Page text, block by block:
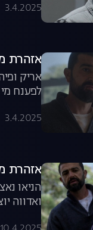
3.4.2025
אזהרת מסע:
אריק
לפענח
3.4.2025
אזהרת מסע:
הניאו
ואדווה
ישירה